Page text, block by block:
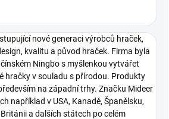
nové generaci výrobců hraček,
kvalitu a původ hraček. Firma byla
Ningbo s myšlenkou vytvářet
hračky v souladu s přírodou. Produkty
na západní trhy. Značku Mideer
například v USA, Kanadě, Španělsku,
Británii a dalších státech po celém